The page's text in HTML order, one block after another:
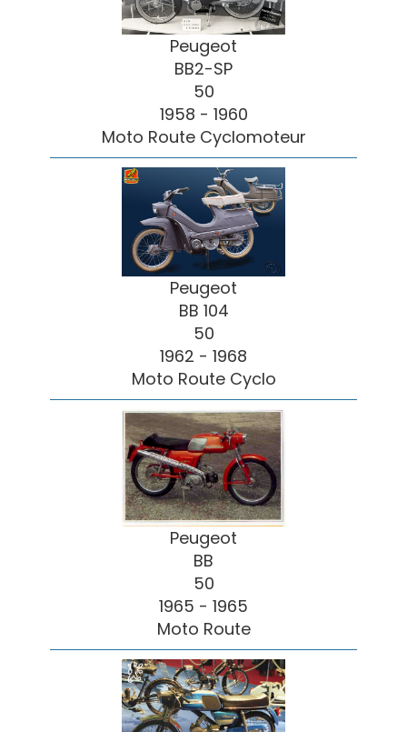
Peugeot
BB2-SP
50
1958 - 1960
Moto Route Cyclomoteur
Peugeot
BB 104
50
1962 - 1968
Moto Route Cyclo
Peugeot
BB
50
1965 - 1965
Moto Route